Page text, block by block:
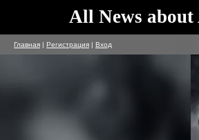
All News about
Главная | Регистрация | Вход